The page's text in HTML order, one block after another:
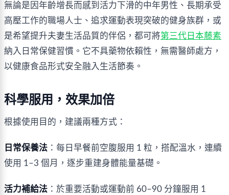
無論是因年齡增長而感到活力下滑的中年男性、長期承受
高壓工作的職場人士、追求運動表現突破的健身族群，或
是希望提升夫妻生活品質的伴侶，都可將第三代日本藤素
納入日常保健習慣。它不具藥物依賴性，無需醫師處方，
以健康食品形式安全融入生活節奏。
科學服用，效果加倍
根據使用目的，建議兩種方式：
日常保養法 ：每日早餐前空腹服用 1 粒，搭配溫水，連續
使用 1–3 個月，逐步重建身體能量基礎。
活力補給法 ：於重要活動或運動前 60–90 分鐘服用 1